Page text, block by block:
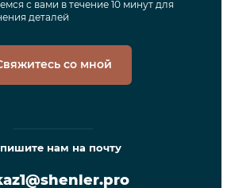
с вами в течение 10 минут для
деталей
со мной
нам на почту